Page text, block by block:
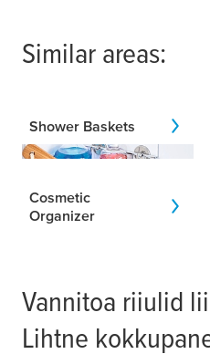
Similar areas:
Shower Baskets
Cosmetic
Organizer
Vannitoa riiulid
Lihtne